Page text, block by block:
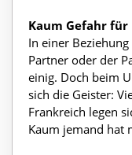
Kaum Gefahr für
In einer
Partner oder der
einig. Doch beim
sich die Geister:
Frankreich legen
Kaum jemand hat